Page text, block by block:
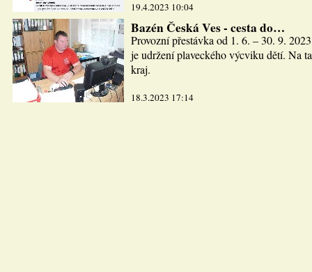
19.4.2023 10:04
Bazén Česká Ves - cesta do…
Provozní přestávka od 1. 6. – 30. 9.
je udržení plaveckého výcviku dětí. Na
kraj.
18.3.2023 17:14